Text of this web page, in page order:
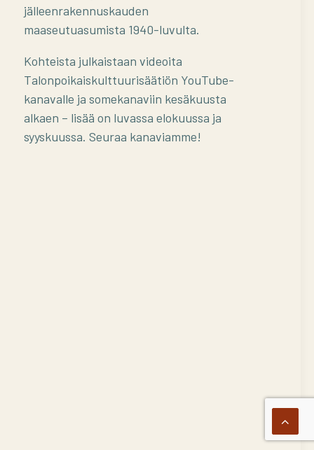
jälleenrakennuskauden
maaseutuasumista 1940-luvulta.
Kohteista julkaistaan videoita
Talonpoikaiskulttuurisäätiön YouTube-
kanavalle ja somekanaviin kesäkuusta
alkaen – lisää on luvassa elokuussa ja
syyskuussa. Seuraa kanaviamme!